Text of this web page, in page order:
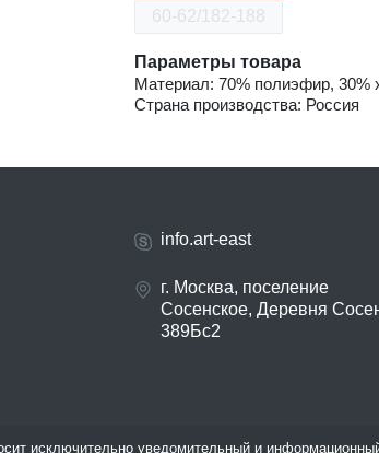
60-62/182-188
Параметры товара
Материал: 70% полиэфир, 30%
Страна производства: Россия
info.art-east
г. Москва, поселение
Сосенское, Деревня
389Бс2
исключительно уведомительный и